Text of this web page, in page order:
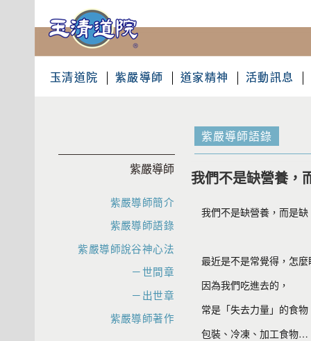
玉清道院 紫嚴導師 道家精神 活動訊息
紫嚴導師語錄
我們不是缺營養，
我們不是缺營養，而是
最近是不是常覺得，怎
因為我們吃進去的，
常是「失去力量」的食物
包裝、冷凍、加工食物…
紫嚴導師
紫嚴導師簡介
紫嚴導師語錄
紫嚴導師說谷神心法
－世間章
－出世章
紫嚴導師著作